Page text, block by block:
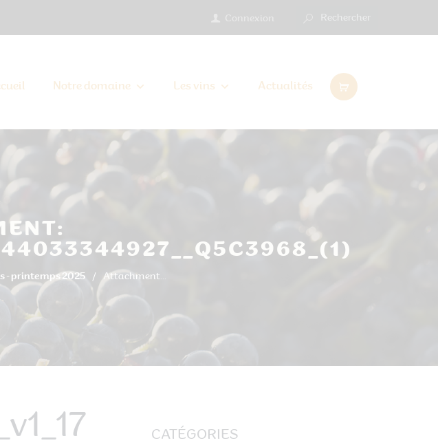
Notre domaine Les vins Actualités
- printemps 2025 Attachment...
CATÉGORIES